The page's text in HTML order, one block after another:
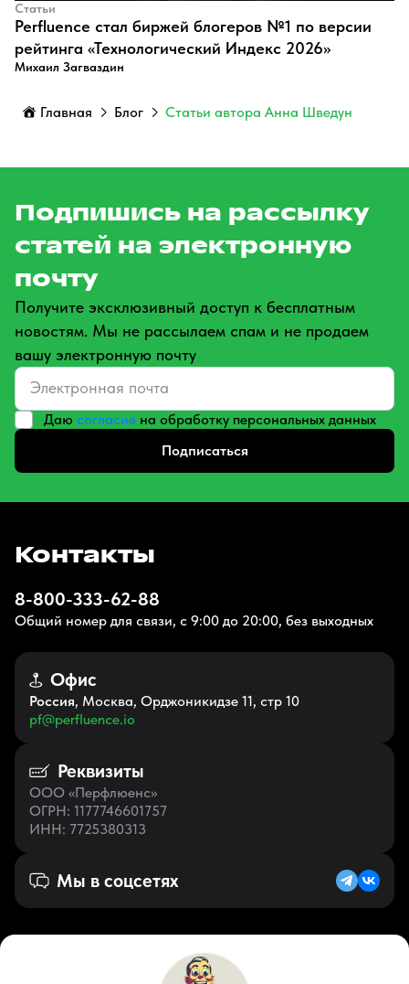
Статьи
Perfluence стал биржей блогеров №1 по версии
рейтинга «Технологический Индекс 2026»
Михаил Загваздин
Главная Блог Статьи автора Анна Шведун
Подпишись на рассылку
статей на электронную
почту
Получите эксклюзивный доступ к бесплатным
новостям. Мы не рассылаем спам и не продаем
вашу электронную почту
Даю согласие на обработку персональных данных
Подписаться
Контакты
8-800-333-62-88
Общий номер для связи, с 9:00 до 20:00, без выходных
Офис
Россия, Москва, Орджоникидзе 11, стр 10
pf@perfluence.io
Реквизиты
ООО «Перфлюенс»
ОГРН: 1177746601757
ИНН: 7725380313
Мы в соцсетях